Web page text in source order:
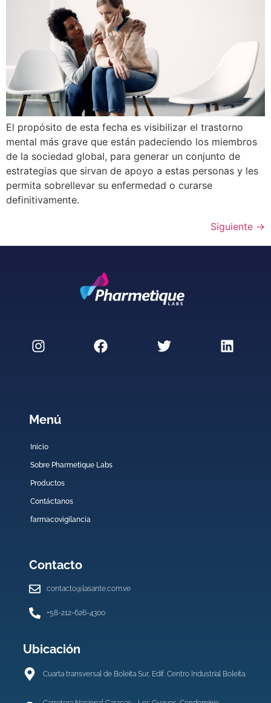
El propósito de esta fecha es visibilizar el trastorno
mental más grave que están padeciendo los miembros
de la sociedad global, para generar un conjunto de
estrategias que sirvan de apoyo a estas personas y les
permita sobrellevar su enfermedad o curarse
definitivamente.
Siguiente →
Menú
Inicio
Sobre Pharmetique Labs
Productos
Contáctanos
farmacovigilancia
Contacto
contacto@lasante.com.ve
+58-212-626-4300
Ubicación
Cuarta transversal de Boleita Sur, Edif. Centro Industrial Boleíta.